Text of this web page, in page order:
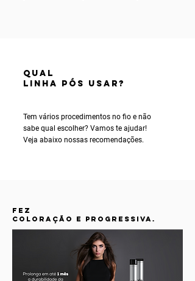
Qual
linha PÓS usar?
Tem vários procedimentos no fio e não
sabe qual escolher? Vamos te ajudar!
Veja abaixo nossas recomendações.
fez
coloração e progressiva.